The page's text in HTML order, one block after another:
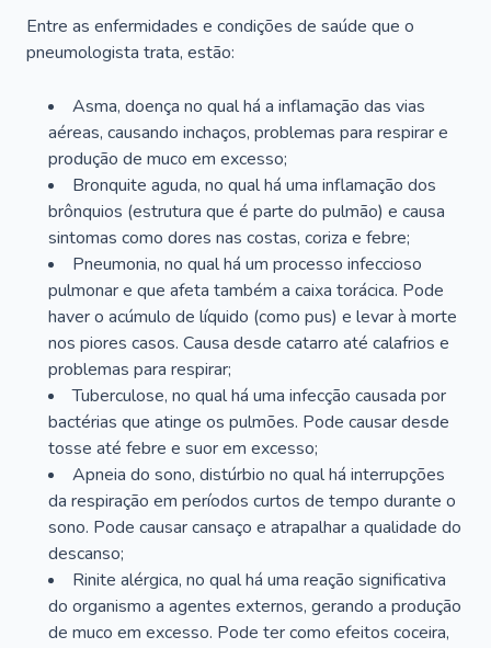
Entre as enfermidades e condições de saúde que o
pneumologista trata, estão:
Asma, doença no qual há a inflamação das vias
aéreas, causando inchaços, problemas para respirar e
produção de muco em excesso;
Bronquite aguda, no qual há uma inflamação dos
brônquios (estrutura que é parte do pulmão) e causa
sintomas como dores nas costas, coriza e febre;
Pneumonia, no qual há um processo infeccioso
pulmonar e que afeta também a caixa torácica. Pode
haver o acúmulo de líquido (como pus) e levar à morte
nos piores casos. Causa desde catarro até calafrios e
problemas para respirar;
Tuberculose, no qual há uma infecção causada por
bactérias que atinge os pulmões. Pode causar desde
tosse até febre e suor em excesso;
Apneia do sono, distúrbio no qual há interrupções
da respiração em períodos curtos de tempo durante o
sono. Pode causar cansaço e atrapalhar a qualidade do
descanso;
Rinite alérgica, no qual há uma reação significativa
do organismo a agentes externos, gerando a produção
de muco em excesso. Pode ter como efeitos coceira,